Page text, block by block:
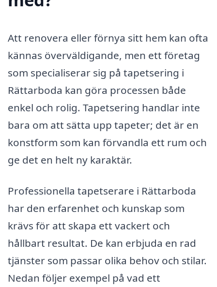
Att renovera eller förnya sitt hem kan ofta
kännas överväldigande, men ett företag
som specialiserar sig på tapetsering i
Rättarboda kan göra processen både
enkel och rolig. Tapetsering handlar inte
bara om att sätta upp tapeter; det är en
konstform som kan förvandla ett rum och
ge det en helt ny karaktär.
Professionella tapetserare i Rättarboda
har den erfarenhet och kunskap som
krävs för att skapa ett vackert och
hållbart resultat. De kan erbjuda en rad
tjänster som passar olika behov och stilar.
Nedan följer exempel på vad ett